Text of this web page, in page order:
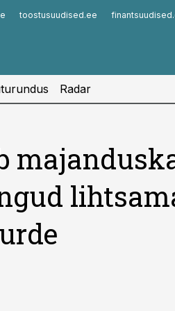
toostusuudised.ee
Radar